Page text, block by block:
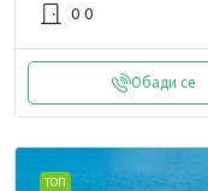
0 0
Обади се
ТОП